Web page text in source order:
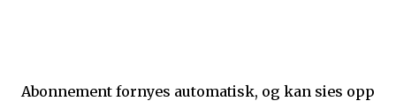
Abonnement fornyes automatisk, og kan sies opp